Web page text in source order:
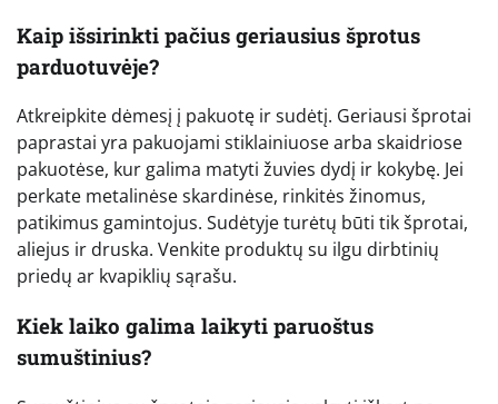
Kaip išsirinkti pačius geriausius šprotus
parduotuvėje?
Atkreipkite dėmesį į pakuotę ir sudėtį. Geriausi šprotai
paprastai yra pakuojami stiklainiuose arba skaidriose
pakuotėse, kur galima matyti žuvies dydį ir kokybę. Jei
perkate metalinėse skardinėse, rinkitės žinomus,
patikimus gamintojus. Sudėtyje turėtų būti tik šprotai,
aliejus ir druska. Venkite produktų su ilgu dirbtinių
priedų ar kvapiklių sąrašu.
Kiek laiko galima laikyti paruoštus
sumuštinius?